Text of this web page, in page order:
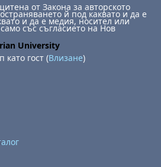
от Закона за авторското
й под каквато и да е
и да е медия, носител или
със съгласието на Нов
University
като гост (Влизане)